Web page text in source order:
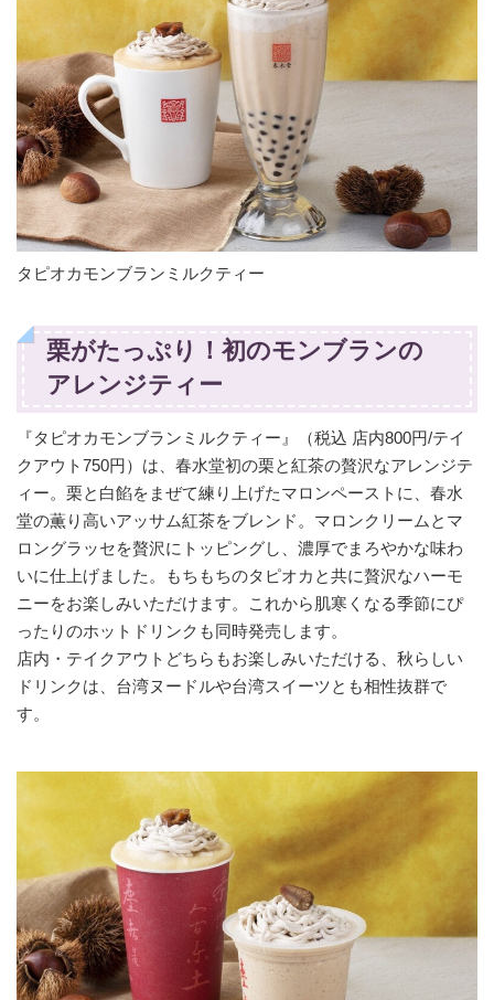
タピオカモンブランミルクティー
栗がたっぷり！初のモンブランの
アレンジティー
『タピオカモンブランミルクティー』（税込 店内800円/テイ
クアウト750円）は、春水堂初の栗と紅茶の贅沢なアレンジテ
ィー。栗と白餡をまぜて練り上げたマロンペーストに、春水
堂の薫り高いアッサム紅茶をブレンド。マロンクリームとマ
ロングラッセを贅沢にトッピングし、濃厚でまろやかな味わ
いに仕上げました。もちもちのタピオカと共に贅沢なハーモ
ニーをお楽しみいただけます。これから肌寒くなる季節にぴ
ったりのホットドリンクも同時発売します。
店内・テイクアウトどちらもお楽しみいただける、秋らしい
ドリンクは、台湾ヌードルや台湾スイーツとも相性抜群で
す。